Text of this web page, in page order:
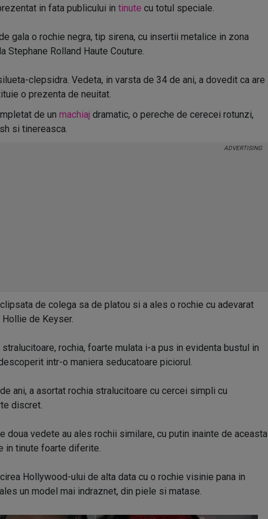
in fata publicului in tinute cu totul speciale.
gala o rochie negra, tip sirena, cu insertii metalice in zona
Stephane Rolland Haute Couture.
clepsidra. Vedeta, in varsta de 34 de ani, a dovedit ca are
o prezenta de neuitat.
de un machiaj dramatic, o pereche de cerecei rotunzi,
si tinereasca.
de colega sa de platou si a ales o rochie cu adevarat
de Keyser.
rochia, foarte mulata i-a pus in evidenta bustul in
intr-o maniera seducatoare piciorul.
ani, a asortat rochia stralucitoare cu cercei simpli cu
discret.
doua vedete au ales rochii similare, cu putin inainte de aceasta
in tinute foarte diferite.
Hollywood-ului de alta data cu o rochie visinie pana in
un model mai indraznet, din piele si matase.